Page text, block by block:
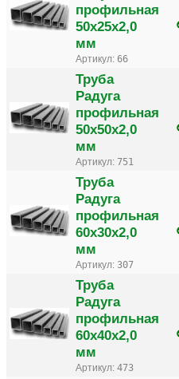
профильная
50х25х2,0
мм
Артикул: 66
Труба
Радуга
профильная
50х50х2,0
мм
Артикул: 751
Труба
Радуга
профильная
60х30х2,0
мм
Артикул: 307
Труба
Радуга
профильная
60х40х2,0
мм
Артикул: 473